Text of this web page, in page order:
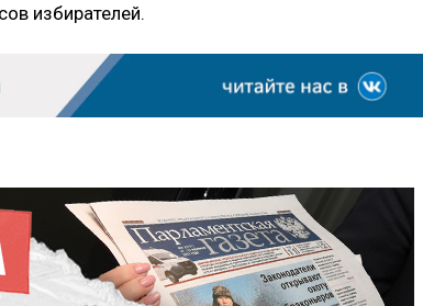
избирателей.